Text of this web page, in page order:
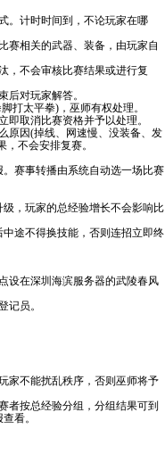
。计时时间到，不论玩家在哪
赛相关的武器、装备，由玩家自
，不会审核比赛结果或进行复
后对玩家解答。
打太平拳)，巫师有权处理。
取消比赛资格并予以处理。
原因(掉线、网速慢、没装备、发
不会安排复赛。
赛事转播由系统自动选一场比赛
，玩家的总经验增长不会影响比
途不得换技能，否则连招立即终
设在深圳海滨服务器的武陵春风
记员。
家不能扰乱秩序，否则巫师将予
者按总经验分组，分组结果可到
看。